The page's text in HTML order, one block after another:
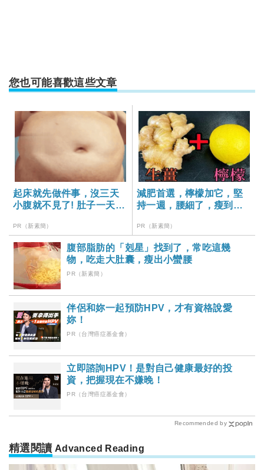
您也可能喜歡這些文章
起床就先做件事，沒三天
小腹就不見了! 肚子一天天
PR（新素簡）
減肥首選，檸檬加它，堅
持一週，腰細了，瘦到你
PR（新素簡）
腹部脂肪的「剋星」找到了，常吃這幾
物，吃走大肚囊，瘦出小蠻腰
PR（新素簡）
伴侶和妳一起預防HPV，才有資格說愛
妳！
PR（台灣癌症基金會）
立即諮詢HPV！是對自己健康最好的投
資，把握現在不嫌晚！
PR（台灣癌症基金會）
Recommended by
精選閱讀 Advanced Reading